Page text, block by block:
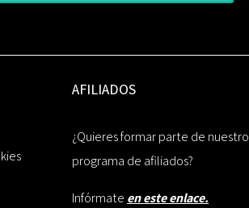
AFILIADOS
¿Quieres formar parte de nuestro
programa de afiliados?
Infórmate en este enlace.